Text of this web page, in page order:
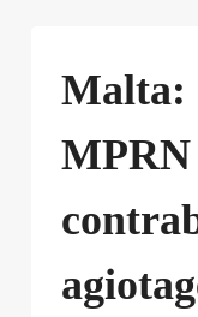
Malta:
MPRN